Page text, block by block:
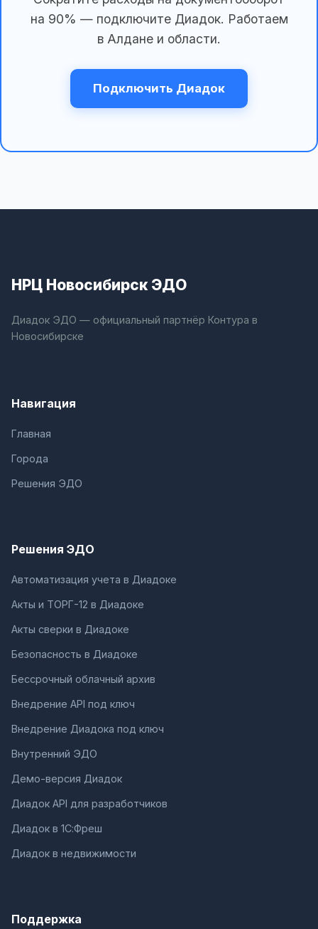
на 90% — подключите Диадок. Работаем
в Алдане и области.
Подключить Диадок
НРЦ Новосибирск ЭДО
Диадок ЭДО — официальный партнёр Контура в
Новосибирске
Навигация
Главная
Города
Решения ЭДО
Решения ЭДО
Автоматизация учета в Диадоке
Акты и ТОРГ-12 в Диадоке
Акты сверки в Диадоке
Безопасность в Диадоке
Бессрочный облачный архив
Внедрение API под ключ
Внедрение Диадока под ключ
Внутренний ЭДО
Демо-версия Диадок
Диадок API для разработчиков
Диадок в 1С:Фреш
Диадок в недвижимости
Поддержка